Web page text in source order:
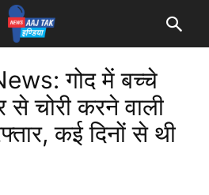
गोद में बच्चे
चोरी करने वाली
कई दिनों से थी